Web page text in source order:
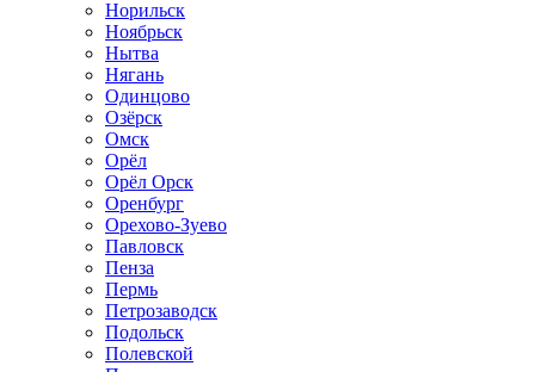
Норильск
Ноябрьск
Нытва
Нягань
Одинцово
Озёрск
Омск
Орёл
Орёл Орск
Оренбург
Орехово-Зуево
Павловск
Пенза
Пермь
Петрозаводск
Подольск
Полевской